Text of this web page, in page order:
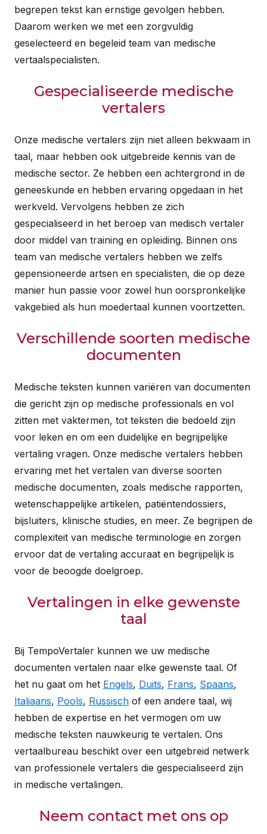
begrepen tekst kan ernstige gevolgen hebben.
Daarom werken we met een zorgvuldig
geselecteerd en begeleid team van medische
vertaalspecialisten.
Gespecialiseerde medische
vertalers
Onze medische vertalers zijn niet alleen bekwaam in
taal, maar hebben ook uitgebreide kennis van de
medische sector. Ze hebben een achtergrond in de
geneeskunde en hebben ervaring opgedaan in het
werkveld. Vervolgens hebben ze zich
gespecialiseerd in het beroep van medisch vertaler
door middel van training en opleiding. Binnen ons
team van medische vertalers hebben we zelfs
gepensioneerde artsen en specialisten, die op deze
manier hun passie voor zowel hun oorspronkelijke
vakgebied als hun moedertaal kunnen voortzetten.
Verschillende soorten medische
documenten
Medische teksten kunnen variëren van documenten
die gericht zijn op medische professionals en vol
zitten met vaktermen, tot teksten die bedoeld zijn
voor leken en om een duidelijke en begrijpelijke
vertaling vragen. Onze medische vertalers hebben
ervaring met het vertalen van diverse soorten
medische documenten, zoals medische rapporten,
wetenschappelijke artikelen, patiëntendossiers,
bijsluiters, klinische studies, en meer. Ze begrijpen de
complexiteit van medische terminologie en zorgen
ervoor dat de vertaling accuraat en begrijpelijk is
voor de beoogde doelgroep.
Vertalingen in elke gewenste
taal
Bij TempoVertaler kunnen we uw medische
documenten vertalen naar elke gewenste taal. Of
het nu gaat om het Engels, Duits, Frans, Spaans,
Italiaans, Pools, Russisch of een andere taal, wij
hebben de expertise en het vermogen om uw
medische teksten nauwkeurig te vertalen. Ons
vertaalbureau beschikt over een uitgebreid netwerk
van professionele vertalers die gespecialiseerd zijn
in medische vertalingen.
Neem contact met ons op